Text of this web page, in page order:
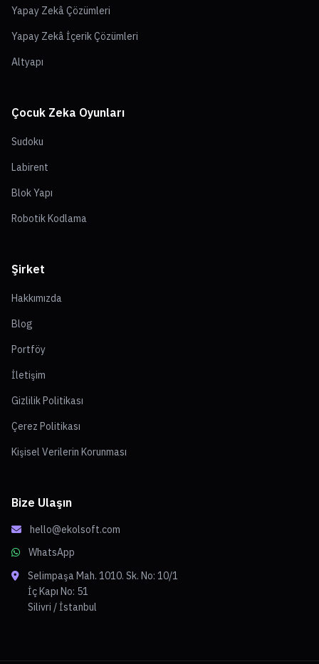
Yapay Zekâ Çözümleri
Yapay Zekâ İçerik Çözümleri
Altyapı
Çocuk Zeka Oyunları
Sudoku
Labirent
Blok Yapı
Robotik Kodlama
Şirket
Hakkımızda
Blog
Portföy
İletişim
Gizlilik Politikası
Çerez Politikası
Kişisel Verilerin Korunması
Bize Ulaşın
hello@ekolsoft.com
WhatsApp
Selimpaşa Mah. 1010. Sk. No: 10/1
İç Kapı No: 51
Silivri / İstanbul